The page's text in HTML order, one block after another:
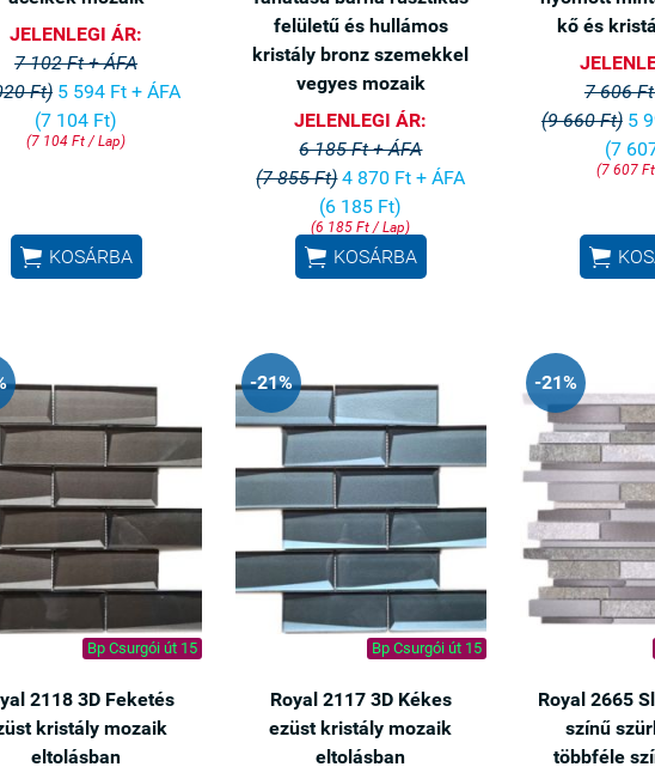
JELENLEGI ÁR:
7 102 Ft + ÁFA
Ft) 5 594 Ft + ÁFA
(7 104 Ft)
(7 104 Ft / Lap)
 KOSÁRBA
felületű és hullámos
kristály bronz szemekkel
vegyes mozaik
JELENLEGI ÁR:
6 185 Ft + ÁFA
(7 855 Ft) 4 870 Ft + ÁFA
(6 185 Ft)
(6 185 Ft / Lap)
 KOSÁRBA
kő és
7 606
(9 660 Ft) 5
(7
(7 607

Bp Csurgói út 15
2118 3D Feketés
kristály mozaik
eltolásban
-21%
Bp Csurgói út 15
Royal 2117 3D Kékes
ezüst kristály mozaik
eltolásban
-21%
Royal 2665
színű
többféle